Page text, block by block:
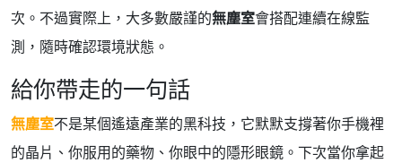
次。不過實際上，大多數嚴謹的無塵室會搭配連續在線監
測，隨時確認環境狀態。
給你帶走的一句話
無塵室不是某個遙遠產業的黑科技，它默默支撐著你手機裡
的晶片、你服用的藥物、你眼中的隱形眼鏡。下次當你拿起